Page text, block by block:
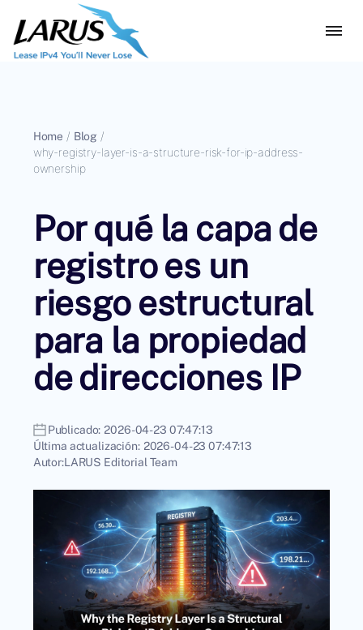
Home / Blog /
why-registry-layer-is-a-structure-risk-for-ip-address-
ownership
Por qué la capa de
registro es un
riesgo estructural
para la propiedad
de direcciones IP
Publicado: 2026-04-23 07:47:13
Última actualización: 2026-04-23 07:47:13
Autor:LARUS Editorial Team